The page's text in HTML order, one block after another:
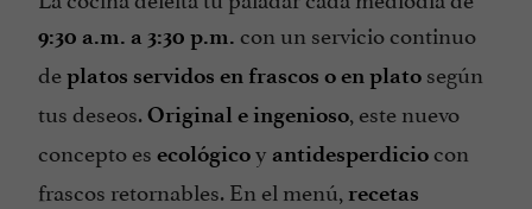
9:30 a.m. a 3:30 p.m. con un servicio continuo
deplatos servidos en frascos o en plato según
tus deseos.Original e ingenioso, este nuevo
concepto es ecológicoy antidesperdicio con
frascos retornables. En el menú, recetas